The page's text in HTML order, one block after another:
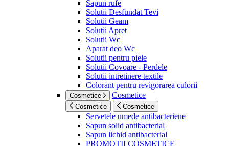
Sapun rufe
Solutii Desfundat Tevi
Solutii Geam
Solutii Apret
Solutii Wc
Aparat deo Wc
Solutii pentru piele
Solutii Covoare - Perdele
Solutii intretinere textile
Colorant pentru revigorarea culorii
Cosmetice Cosmetice
Cosmetice Cosmetice
Servetele umede antibacteriene
Sapun solid antibacterial
Sapun lichid antibacterial
PROMOTII COSMETICE